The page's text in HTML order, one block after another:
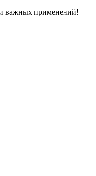
важных применений!